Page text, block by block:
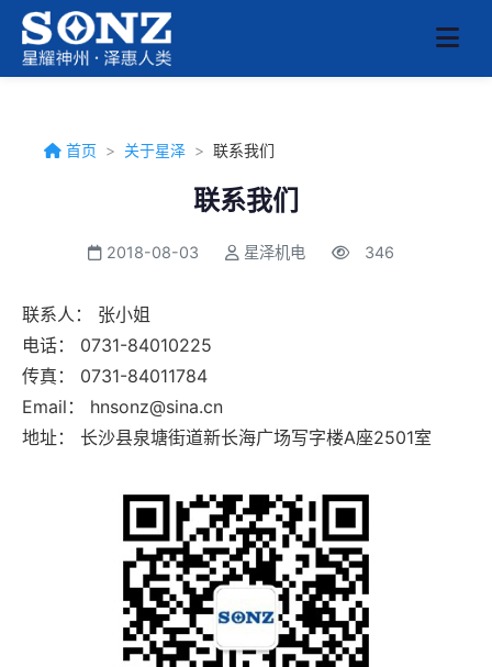
首页 > 关于星泽 > 联系我们
联系我们
2018-08-03 星泽机电 346
联系人： 张小姐
电话：
0731-84010225
传真：
0731-84011784
Email：
hnsonz@sina.cn
地址：
长沙县泉塘街道新长海广场写字楼A座2501室